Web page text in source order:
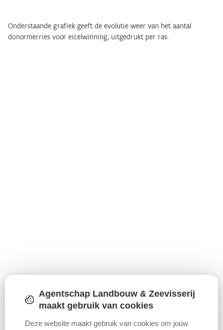
Onderstaande grafiek geeft de evolutie weer van het aantal
donormerries voor eicelwinning, uitgedrukt per ras.
Agentschap Landbouw & Zeevisserij
maakt gebruik van cookies
Deze website maakt gebruik van cookies om jouw